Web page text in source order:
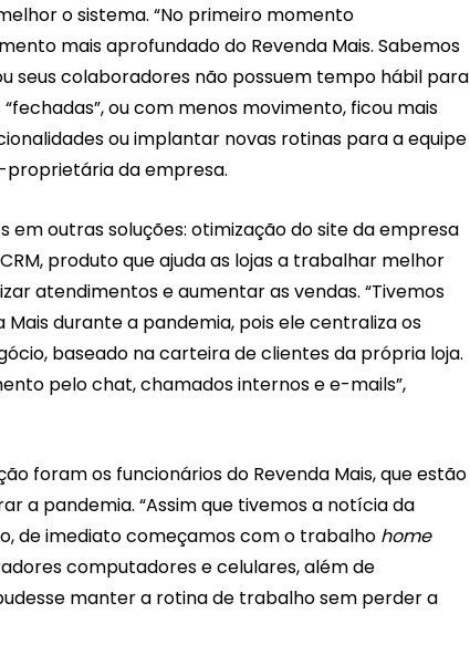
o sistema. “No primeiro momento
mais aprofundado do Revenda Mais. Sabemos
seus colaboradores não possuem tempo hábil para
ou com menos movimento, ficou mais
ou implantar novas rotinas para a equipe
proprietária da empresa.
outras soluções: otimização do site da empresa
produto que ajuda as lojas a trabalhar melhor
atendimentos e aumentar as vendas. “Tivemos
durante a pandemia, pois ele centraliza os
baseado na carteira de clientes da própria loja.
pelo chat, chamados internos e e-mails”,
foram os funcionários do Revenda Mais, que estão
a pandemia. “Assim que tivemos a notícia da
de imediato começamos com o trabalho home
computadores e celulares, além de
manter a rotina de trabalho sem perder a